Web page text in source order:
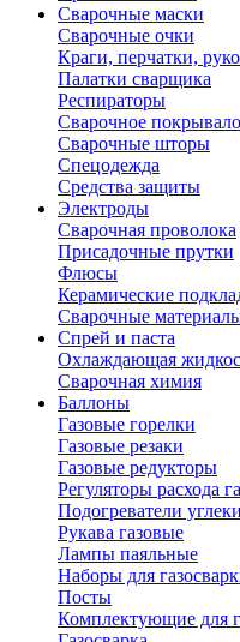
Сварочные маски
Сварочные очки
Краги, перчатки,
Палатки сварщика
Респираторы
Сварочное покрывало
Сварочные шторы
Спецодежда
Средства защиты
Электроды
Сварочная проволока
Присадочные прутки
Флюсы
Керамические
Сварочные
Спрей и паста
Охлаждающая
Сварочная химия
Баллоны
Газовые горелки
Газовые резаки
Газовые редукторы
Регуляторы расхода
Подогреватели
Рукава газовые
Лампы паяльные
Наборы для
Посты
Комплектующие для